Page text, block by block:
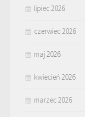
lipiec 2026
czerwiec 2026
maj 2026
kwiecień 2026
marzec 2026